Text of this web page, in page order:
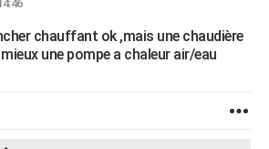
chauffant ok ,mais une chaudière
une pompe a chaleur air/eau